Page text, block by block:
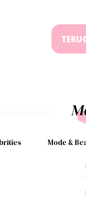
Mode &